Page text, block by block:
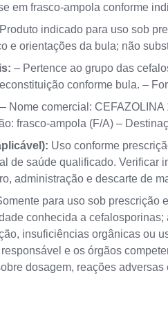
em frasco-ampola conforme
Produto indicado para uso sob
e orientações da bula; não
– Pertence ao grupo das
conforme bula. –
– Nome comercial:
frasco-ampola (F/A) –
Uso conforme
de saúde qualificado. Verificar
administração e descarte de
para uso sob prescrição
conhecida a
insuficiências orgânicas ou
e os órgãos
dosagem, reações adversas